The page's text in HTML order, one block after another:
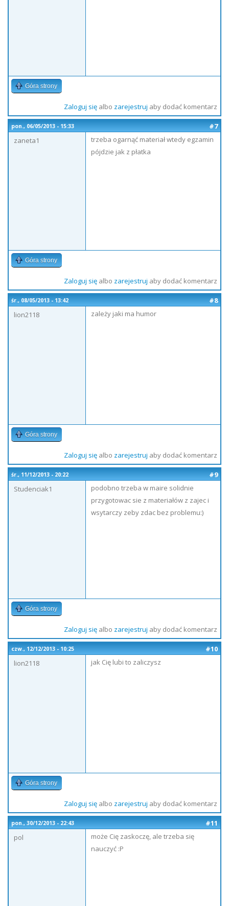
Góra strony
Zaloguj sięalbo zarejestruj aby dodać komentarz
pon., 06/05/2013 - 15:33
#7
zaneta1
trzeba ogarnąć materiał wtedy egzamin
pójdzie jak z płatka
Góra strony
Zaloguj sięalbo zarejestruj aby dodać komentarz
śr., 08/05/2013 - 13:42
#8
lion2118
zależy jaki ma humor
Góra strony
Zaloguj sięalbo zarejestruj aby dodać komentarz
śr., 11/12/2013 - 20:22
#9
Studenciak1
podobno trzeba w maire solidnie
przygotowac sie z materiałów z zajec i
wsytarczy zeby zdac bez problemu:)
Góra strony
Zaloguj sięalbo zarejestruj aby dodać komentarz
czw., 12/12/2013 - 10:25
#10
lion2118
jak Cię lubi to zaliczysz
Góra strony
Zaloguj sięalbo zarejestruj aby dodać komentarz
pon., 30/12/2013 - 22:43
#11
pol
może Cię zaskoczę, ale trzeba się
nauczyć :P